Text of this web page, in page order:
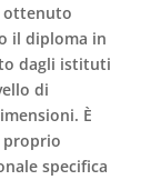
ottenuto
il diploma in
dagli istituti
di
È
proprio
specifica